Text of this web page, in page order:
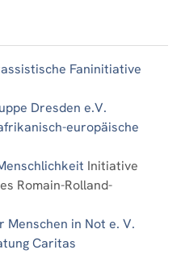
Faninitiative
Dresden e.V.
europäische
Initiative
Romain-Rolland-
in Not e. V.
Caritas